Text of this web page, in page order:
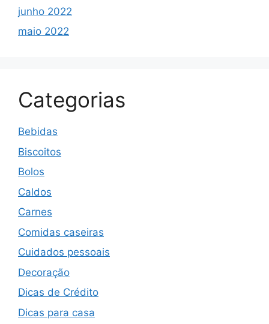
junho 2022
maio 2022
Categorias
Bebidas
Biscoitos
Bolos
Caldos
Carnes
Comidas caseiras
Cuidados pessoais
Decoração
Dicas de Crédito
Dicas para casa